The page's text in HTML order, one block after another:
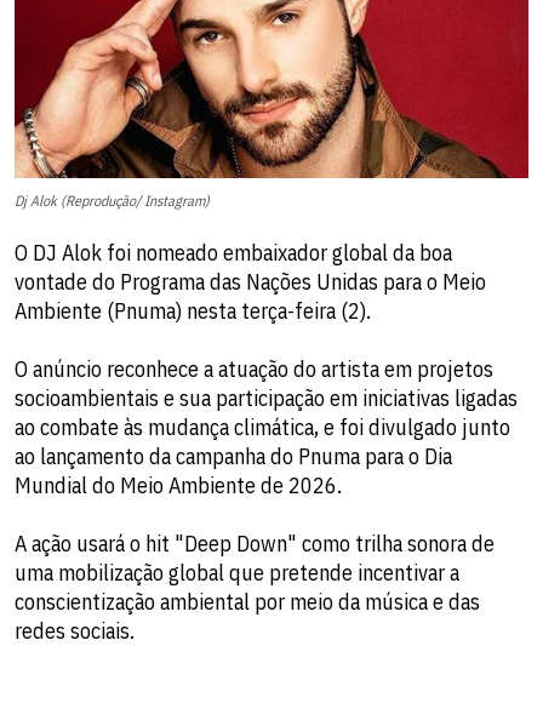
Dj Alok (Reprodução/ Instagram)
O DJ Alok foi nomeado embaixador global da boa
vontade do Programa das Nações Unidas para o Meio
Ambiente (Pnuma) nesta terça-feira (2).
O anúncio reconhece a atuação do artista em projetos
socioambientais e sua participação em iniciativas ligadas
ao combate às mudança climática, e foi divulgado junto
ao lançamento da campanha do Pnuma para o Dia
Mundial do Meio Ambiente de 2026.
A ação usará o hit "Deep Down" como trilha sonora de
uma mobilização global que pretende incentivar a
conscientização ambiental por meio da música e das
redes sociais.